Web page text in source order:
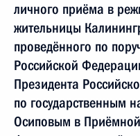
личного приёма в
жительницы
проведённого по
Российской
Президента
по государственным
Осиповым в